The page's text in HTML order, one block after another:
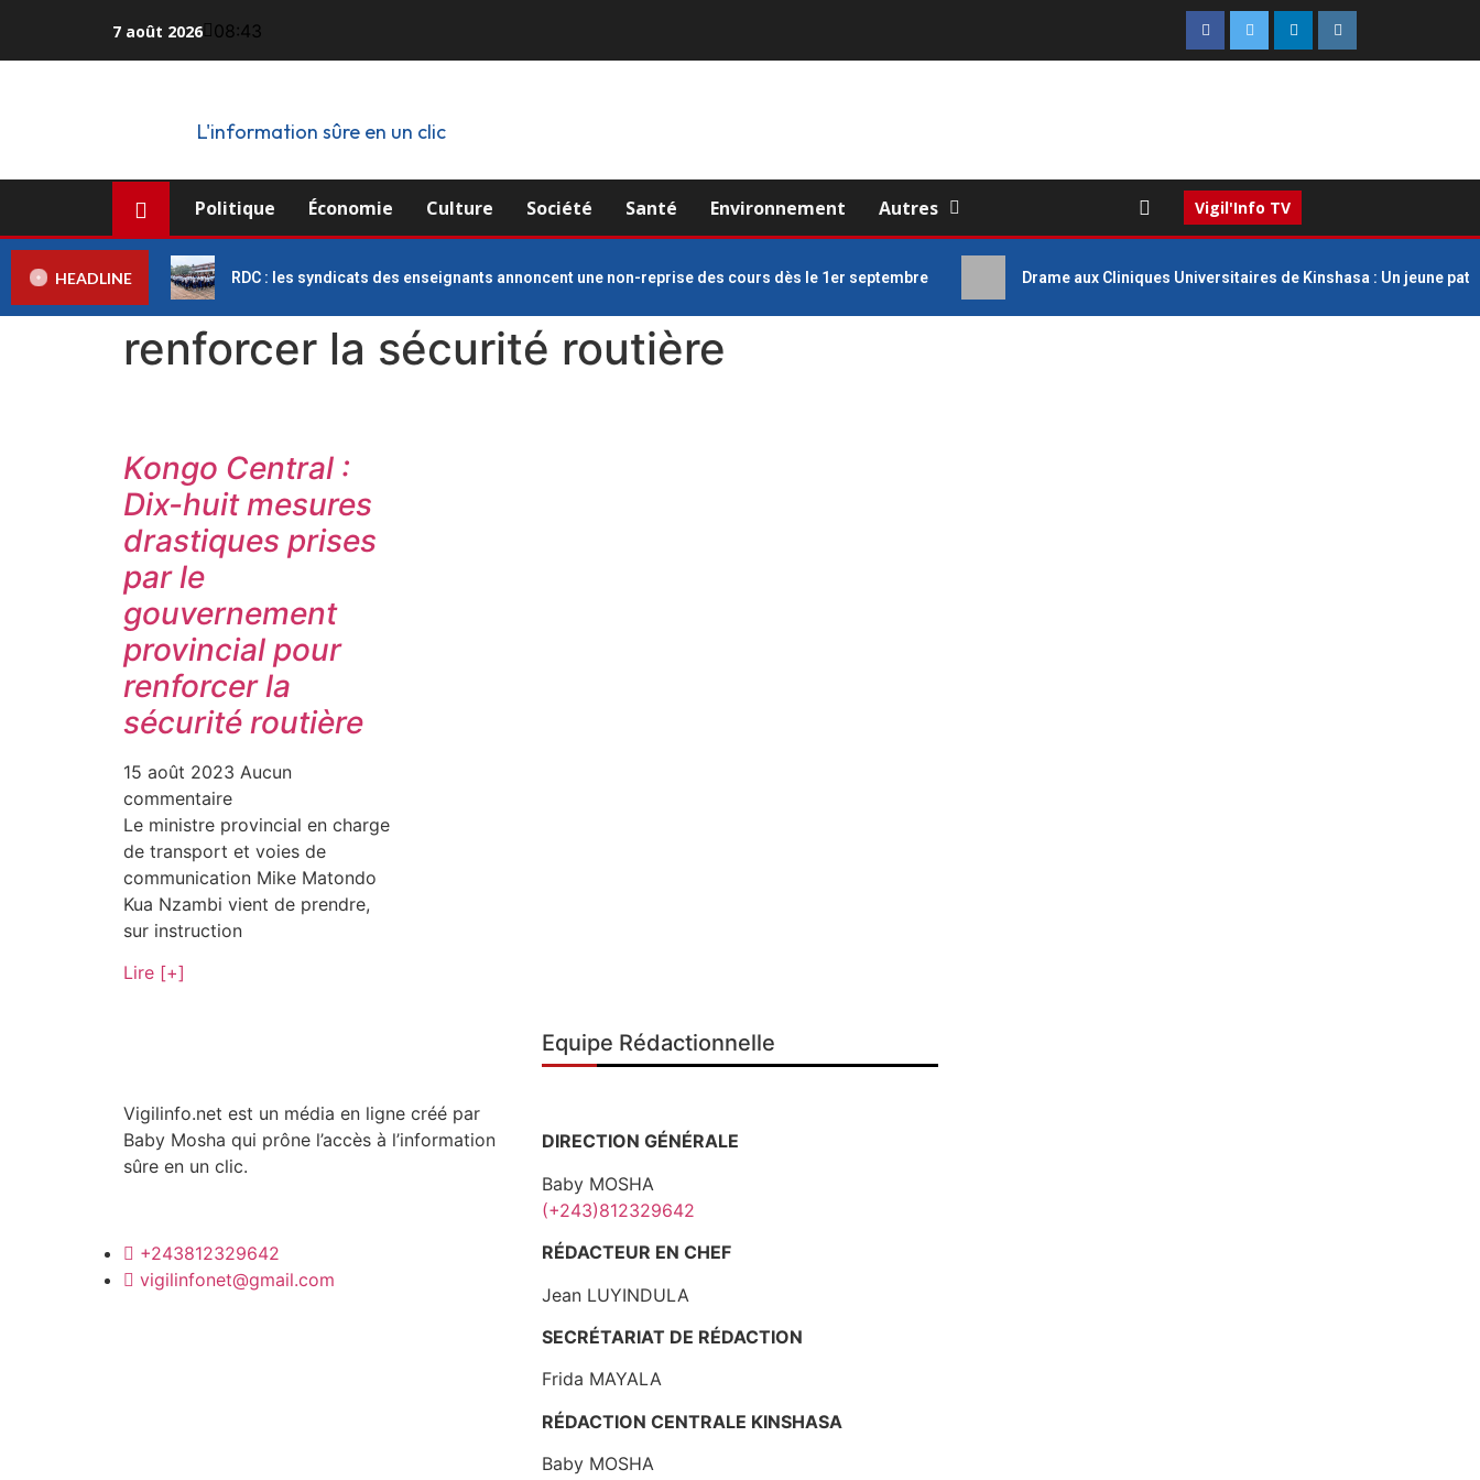
7 août 2026 08:43
L'information sûre en un clic
Politique Économie Culture Société Santé Environnement Autres Vigil'Info TV
HEADLINE RDC : les syndicats des enseignants annoncent une non-reprise des cours dès le 1er septembre Drame aux Cliniques Universitaires de Kinshasa : Un jeune
renforcer la sécurité routière
Kongo Central :
Dix-huit mesures
drastiques prises
par le
gouvernement
provincial pour
renforcer la
sécurité routière
15 août 2023 Aucun
commentaire
Le ministre provincial en charge
de transport et voies de
communication Mike Matondo
Kua Nzambi vient de prendre,
sur instruction
Lire [+]
Vigilinfo.net est un média en ligne créé par
Baby Mosha qui prône l’accès à l’information
sûre en un clic.
+243812329642
vigilinfonet@gmail.com
Equipe Rédactionnelle
DIRECTION GÉNÉRALE
Baby MOSHA
(+243)812329642
RÉDACTEUR EN CHEF
Jean LUYINDULA
SECRÉTARIAT DE RÉDACTION
Frida MAYALA
RÉDACTION CENTRALE KINSHASA
Baby MOSHA